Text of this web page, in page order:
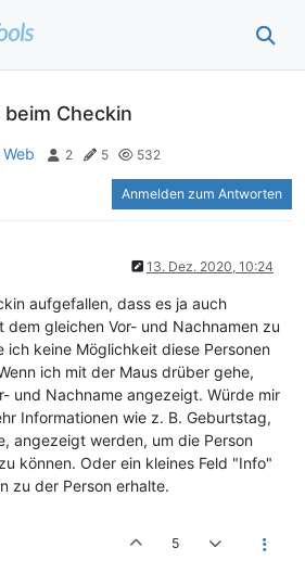
beim Checkin
2 5 532
Anmelden zum Antworten
13. Dez. 2020, 10:24
aufgefallen, dass es ja auch
dem gleichen Vor- und Nachnamen zu
ich keine Möglichkeit diese Personen
ich mit der Maus drüber gehe,
und Nachname angezeigt. Würde mir
Informationen wie z. B. Geburtstag,
angezeigt werden, um die Person
können. Oder ein kleines Feld "Info"
zu der Person erhalte.
5